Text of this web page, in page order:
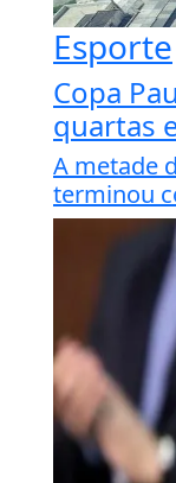
Esporte
Copa
quartas
A metade
terminou